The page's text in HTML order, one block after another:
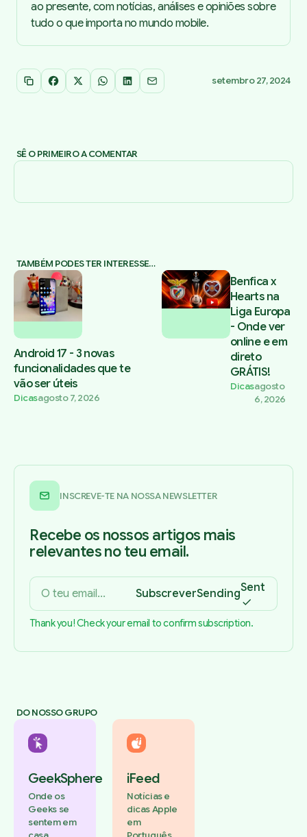
ao presente, com notícias, análises e opiniões sobre
tudo o que importa no mundo mobile.
Copiar link
Facebook
X WhatsApp
LinkedInEmail setembro 27, 2024
SÊ O PRIMEIRO A COMENTAR
TAMBÉM PODES TER INTERESSE…
Android 17 - 3 novas
funcionalidades que te
vão ser úteis
Dicasagosto 7, 2026
Benfica x
Hearts na
Liga Europa
- Onde ver
online e em
direto
GRÁTIS!
Dicasagosto
6, 2026
INSCREVE-TE NA NOSSA NEWSLETTER
Recebe os nossos artigos mais
relevantes no teu email.
SubscreverSendingSent
Thank you! Check your email to confirm subscription.
DO NOSSO GRUPO
GeekSphere
Onde os
Geeks se
sentem em
iFeed
Notícias e
dicas Apple
em